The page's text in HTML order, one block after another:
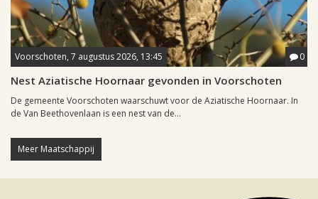
Voorschoten, 7 augustus 2026, 13:45 0
Nest Aziatische Hoornaar gevonden in Voorschoten
De gemeente Voorschoten waarschuwt voor de Aziatische Hoornaar. In
de Van Beethovenlaan is een nest van de...
Meer Maatschappij